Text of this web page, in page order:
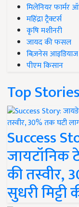
मिलेनियर फार्मर
महिंद्रा ट्रैक्टर्स
कृषि मशीनरी
जायद की फसल
बिज़नेस आइडियाज
पीएम किसान
Top Stories
Success
जायटॉनिक
की तस्वीर,
सुधरी